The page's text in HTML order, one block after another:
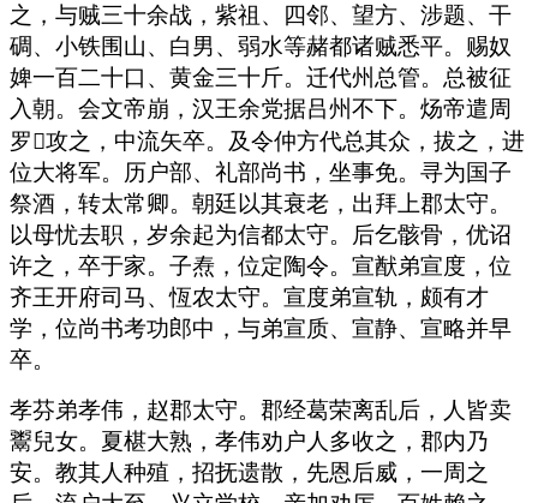
之，与贼三十余战，紫祖、四邻、望方、涉题、干
碉、小铁围山、白男、弱水等赭都诸贼悉平。赐奴
婢一百二十口、黄金三十斤。迁代州总管。总被征
入朝。会文帝崩，汉王余党据吕州不下。炀帝遣周
罗攻之，中流矢卒。及令仲方代总其众，拔之，进
位大将军。历户部、礼部尚书，坐事免。寻为国子
祭酒，转太常卿。朝廷以其衰老，出拜上郡太守。
以母忧去职，岁余起为信都太守。后乞骸骨，优诏
许之，卒于家。子焘，位定陶令。宣猷弟宣度，位
齐王开府司马、恆农太守。宣度弟宣轨，颇有才
学，位尚书考功郎中，与弟宣质、宣静、宣略并早
卒。
孝芬弟孝伟，赵郡太守。郡经葛荣离乱后，人皆卖
鬻兒女。夏椹大熟，孝伟劝户人多收之，郡内乃
安。教其人种殖，招抚遗散，先恩后威，一周之